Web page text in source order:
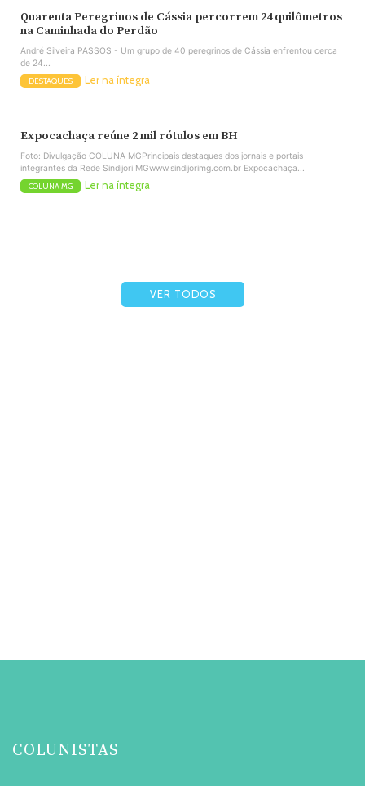
Quarenta Peregrinos de Cássia percorrem 24 quilômetros
na Caminhada do Perdão
André Silveira PASSOS - Um grupo de 40 peregrinos de Cássia enfrentou cerca
de 24...
DESTAQUES Ler na íntegra
Expocachaça reúne 2 mil rótulos em BH
Foto: Divulgação COLUNA MGPrincipais destaques dos jornais e portais
integrantes da Rede Sindijori MGwww.sindijorimg.com.br Expocachaça...
COLUNA MG Ler na íntegra
VER TODOS
COLUNISTAS